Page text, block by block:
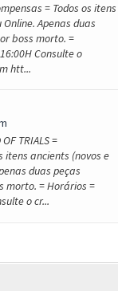
= Todos os itens
Apenas duas
boss morto. =
Consulte o
htt...
TRIALS =
itens ancients (novos e
duas peças
morto. = Horários =
o cr...